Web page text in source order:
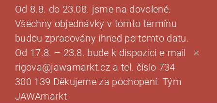
Od 8.8. do 23.08. jsme na dovolené.
Všechny objednávky v tomto termínu
budou zpracovány ihned po tomto datu.
Od 17.8. – 23.8. bude k dispozici e-mail
rigova@jawamarkt.cz a tel. číslo 734
300 139 Děkujeme za pochopení. Tým
JAWAmarkt